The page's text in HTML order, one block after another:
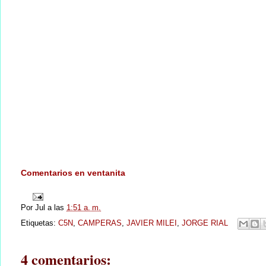
Comentarios en ventanita
Por Jul a las 1:51 a. m.
Etiquetas: C5N, CAMPERAS, JAVIER MILEI , JORGE RIAL
4 comentarios: